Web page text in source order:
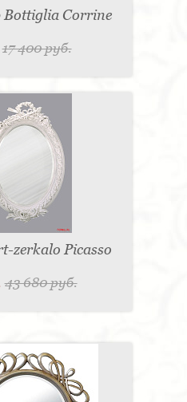
Bottiglia Corrine
17 400 руб.
zerkalo Picasso
43 680 руб.